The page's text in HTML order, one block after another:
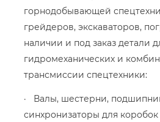
горнодобывающей
грейдеров, экскаваторов,
наличии и под заказ детали
гидромеханических и
трансмиссии спецтехники:
· Валы, шестерни,
синхронизаторы для